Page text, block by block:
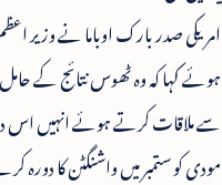
امریکی صدر بارک اوباما نے وزیر
ہوئے کہا کہ وہ ٹھوس نتائج کے
سے ملاقات کرتے ہوئے انہیں اس